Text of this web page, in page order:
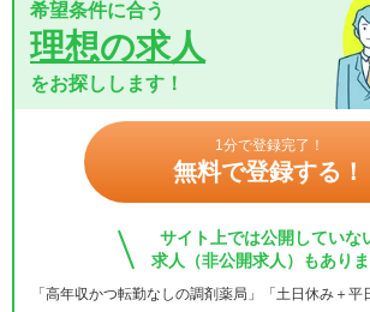
希望条件に合う
理想の求人
をお探しします！
1分で登録完了！
無料で登録する！
サイト上では公開していな
求人（非公開求人）もあり
「高年収かつ転勤なしの調剤薬局」「土日休み＋平